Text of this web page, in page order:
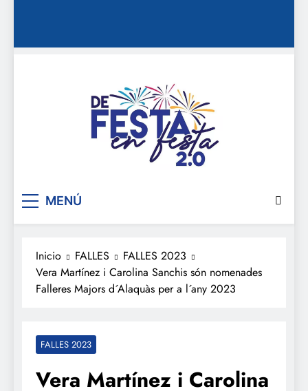
De festa en festa 2.0
MENÚ
Inicio FALLES
FALLES 2023
Vera Martínez i Carolina Sanchis són nomenades
Falleres Majors d´Alaquàs per a l´any 2023
FALLES 2023
Vera Martínez i Carolina